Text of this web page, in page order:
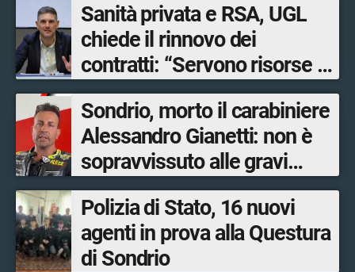
Sanità privata e RSA, UGL
chiede il rinnovo dei
contratti: “Servono risorse e
salari adeguati”
Sondrio, morto il carabiniere
Alessandro Gianetti: non è
sopravvissuto alle gravi
ustioni
Polizia di Stato, 16 nuovi
agenti in prova alla Questura
di Sondrio